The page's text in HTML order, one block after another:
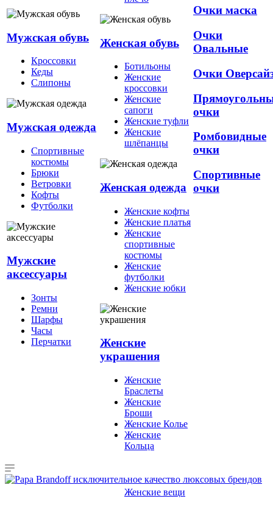
Мужская обувь
Кроссовки
Кеды
Слипоны
Мужская одежда
Спортивные
костюмы
Брюки
Ветровки
Кофты
Футболки
Мужские
аксессуары
Зонты
Ремни
Шарфы
Часы
Перчатки
Женская обувь
Ботильоны
Женские
кроссовки
Женские
сапоги
Женские туфли
Женские
шлёпанцы
Женская одежда
Женские кофты
Женские платья
Женские
спортивные
костюмы
Женские
футболки
Женские юбки
Женские
украшения
Женские
Браслеты
Женские
Броши
Женские Колье
Женские
Кольца
Очки маска
Очки
Овальные
Очки
очки
Ромбовидные
очки
Спортивные
очки
Женские вещи